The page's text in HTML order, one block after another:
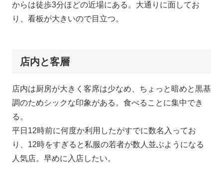
からは徒歩3分ほどの近場にある。大通りに面してお
り、看板が大きいので目立つ。
店内と客層
店内は厨房が大きく客席は少なめ、ちょっと暗めと黒基
調のためシックな印象がある。食べることに集中でき
る。
平日12時前に何度か利用したがすでに数名入ってお
り、12時をすぎると私服の若者が数人並ぶようになる
人気店。早めに入店したい。